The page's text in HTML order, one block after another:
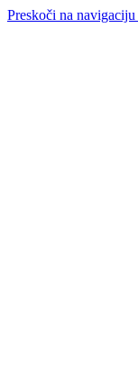
Preskoči na navigaciju